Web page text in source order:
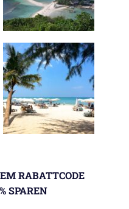
RABATTCODE
SPAREN